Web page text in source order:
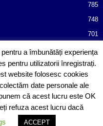
785
748
701
487
366
a îmbunătăți experiența
pentru utilizatorii înregistrați.
website folosesc cookies
date personale ale
că acest lucru este OK
refuza acest lucru dacă
ACCEPT